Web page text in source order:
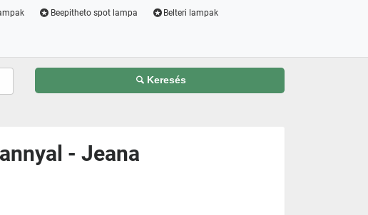
Beepitheto spot lampa Belteri lampak
Keresés
- Jeana